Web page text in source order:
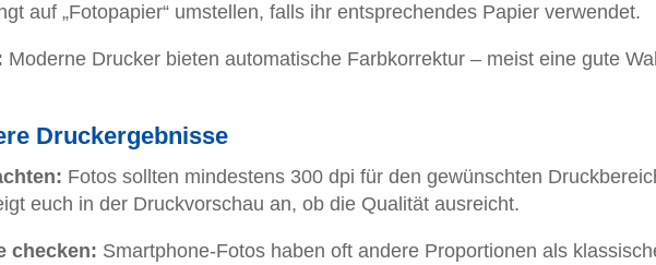
auf „Fotopapier“ umstellen, falls ihr entsprechendes Papier verwendet.
Moderne Drucker bieten automatische Farbkorrektur – meist eine gute
Druckergebnisse
Fotos sollten mindestens 300 dpi für den gewünschten
euch in der Druckvorschau an, ob die Qualität ausreicht.
checken: Smartphone-Fotos haben oft andere Proportionen als